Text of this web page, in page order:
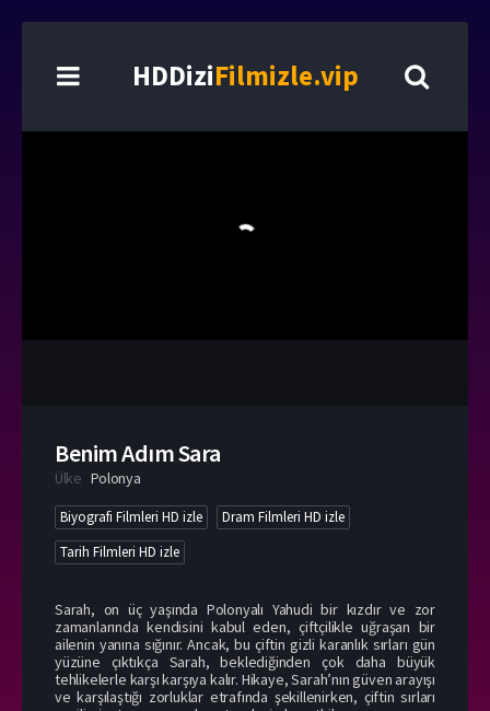
HDDiziFilmizle.vip
Benim Adım Sara
Ülke Polonya
Biyografi Filmleri HD izle
Dram Filmleri HD izle
Tarih Filmleri HD izle
Sarah, on üç yaşında Polonyalı Yahudi bir kızdır ve zor
zamanlarında kendisini kabul eden, çiftçilikle uğraşan bir
ailenin yanına sığınır. Ancak, bu çiftin gizli karanlık sırları gün
yüzüne çıktıkça Sarah, beklediğinden çok daha büyük
tehlikelerle karşı karşıya kalır. Hikaye, Sarah’nın güven arayışı
ve karşılaştığı zorluklar etrafında şekillenirken, çiftin sırları